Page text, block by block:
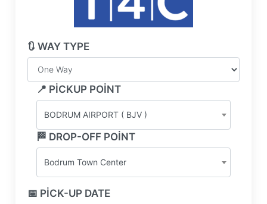
🔃 WAY TYPE
📍 PICKUP POINT
BODRUM AIRPORT ( BJV )
🏁 DROP-OFF POINT
Bodrum Town Center
📅 PICK-UP DATE